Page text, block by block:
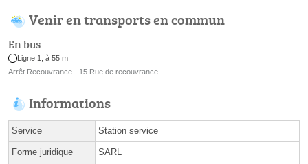
Venir en transports en commun
En bus
Ligne 1, à 55 m
Arrêt Recouvrance - 15 Rue de recouvrance
Informations
Service Station service
Forme juridique SARL